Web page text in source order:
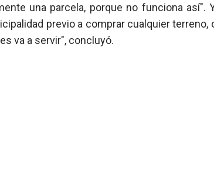
una parcela, porque no funciona así".
previo a comprar cualquier
va a servir", concluyó.